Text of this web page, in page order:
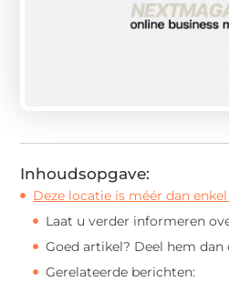
Inhoudsopgave:
Deze locatie is méér dan
Laat u verder informeren
Goed artikel? Deel hem dan
Gerelateerde berichten: